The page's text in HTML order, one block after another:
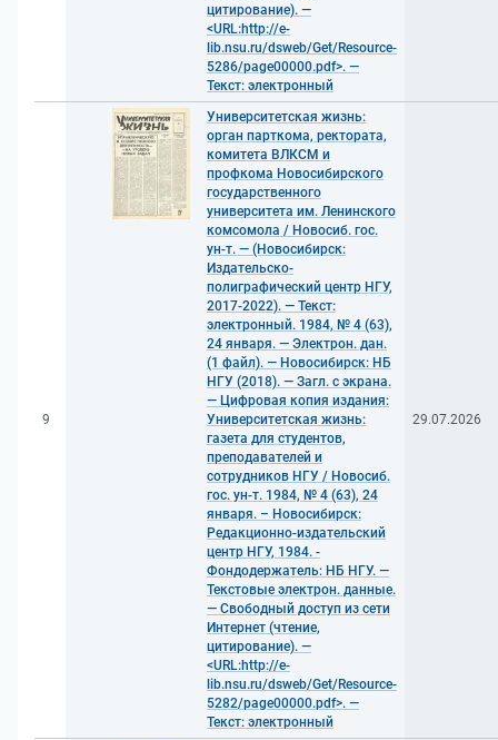
цитирование). —
<URL:http://e-
lib.nsu.ru/dsweb/Get/Resource-
5286/page00000.pdf>. —
Текст: электронный
9
Университетская жизнь:
орган парткома, ректората,
комитета ВЛКСМ и
профкома Новосибирского
государственного
университета им. Ленинского
комсомола / Новосиб. гос.
ун-т. — (Новосибирск:
Издательско-
полиграфический центр НГУ,
2017-2022). — Текст:
электронный. 1984, № 4 (63),
24 января. — Электрон. дан.
(1 файл). — Новосибирск: НБ
НГУ (2018). — Загл. с экрана.
— Цифровая копия издания:
Университетская жизнь:
газета для студентов,
преподавателей и
сотрудников НГУ / Новосиб.
гос. ун-т. 1984, № 4 (63), 24
января. – Новосибирск:
Редакционно-издательский
центр НГУ, 1984. -
Фондодержатель: НБ НГУ. —
Текстовые электрон. данные.
— Свободный доступ из сети
Интернет (чтение,
цитирование). —
<URL:http://e-
lib.nsu.ru/dsweb/Get/Resource-
5282/page00000.pdf>. —
Текст: электронный
29.07.2026